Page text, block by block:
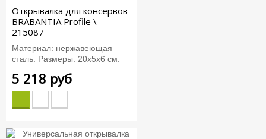
Открывалка для консервов
BRABANTIA Profile \
215087
Материал: нержавеющая
сталь. Размеры: 20х5х6 см.
5 218 руб